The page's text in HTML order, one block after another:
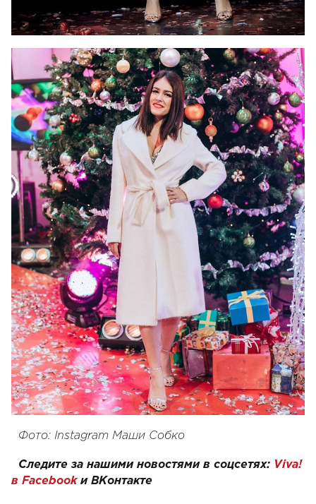
Фото: Instagram Маши Собко
Следите за нашими новостями в соцсетях: Viva!
в Facebookи ВКонтакте